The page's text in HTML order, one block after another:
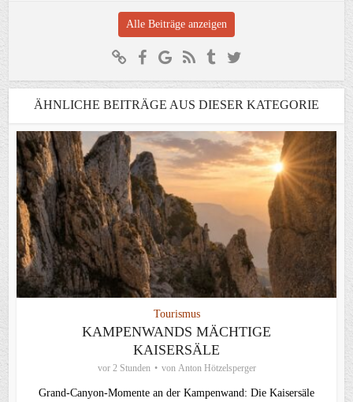
Alle Beiträge anzeigen
ÄHNLICHE BEITRÄGE AUS DIESER KATEGORIE
Tourismus
KAMPENWANDS MÄCHTIGE
KAISERSÄLE
vor 2 Stunden von Anton Hötzelsperger
Grand-Canyon-Momente an der Kampenwand: Die Kaisersäle